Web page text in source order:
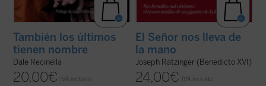
También los últimos
tienen nombre
Dale Recinella
20,00€ IVA incluido
El Señor nos lleva de
la mano
Joseph Ratzinger (Benedicto XVI)
24,00€ IVA incluido